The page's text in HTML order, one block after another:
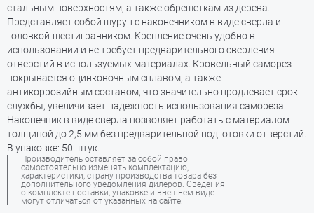
стальным поверхностям, а также обрешеткам из дерева.
Представляет собой шуруп с наконечником в виде сверла и
головкой-шестигранником. Крепление очень удобно в
использовании и не требует предварительного сверления
отверстий в используемых материалах. Кровельный саморез
покрывается оцинковочным сплавом, а также
антикоррозийным составом, что значительно продлевает срок
службы, увеличивает надежность использования самореза.
Наконечник в виде сверла позволяет работать с материалом
толщиной до 2,5 мм без предварительной подготовки отверстий.
В упаковке: 50 штук.
Производитель оставляет за собой право
самостоятельно изменять комплектацию,
характеристики, страну производства товара без
дополнительного уведомления дилеров. Сведения
о комплекте поставки, упаковке и внешнем виде
могут отличаться от указанных на сайте.